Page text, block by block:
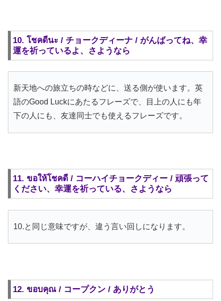
10. โชคดีนะ / チョークディーナ / がんばってね、幸
運を祈っているよ、さようなら
新天地への旅立ちの時などに、送る側が使います。英
語のGood Luckにあたるフレーズで、目上の人にも年
下の人にも、友達同士でも使えるフレーズです。
11. ขอให้โชคดี / コーハイチョークディー / 頑張って
ください、幸運を祈っている、さようなら
10.と同じ意味ですが、違う言い回しになります。
12. ขอบคุณ / コープクン / ありがとう